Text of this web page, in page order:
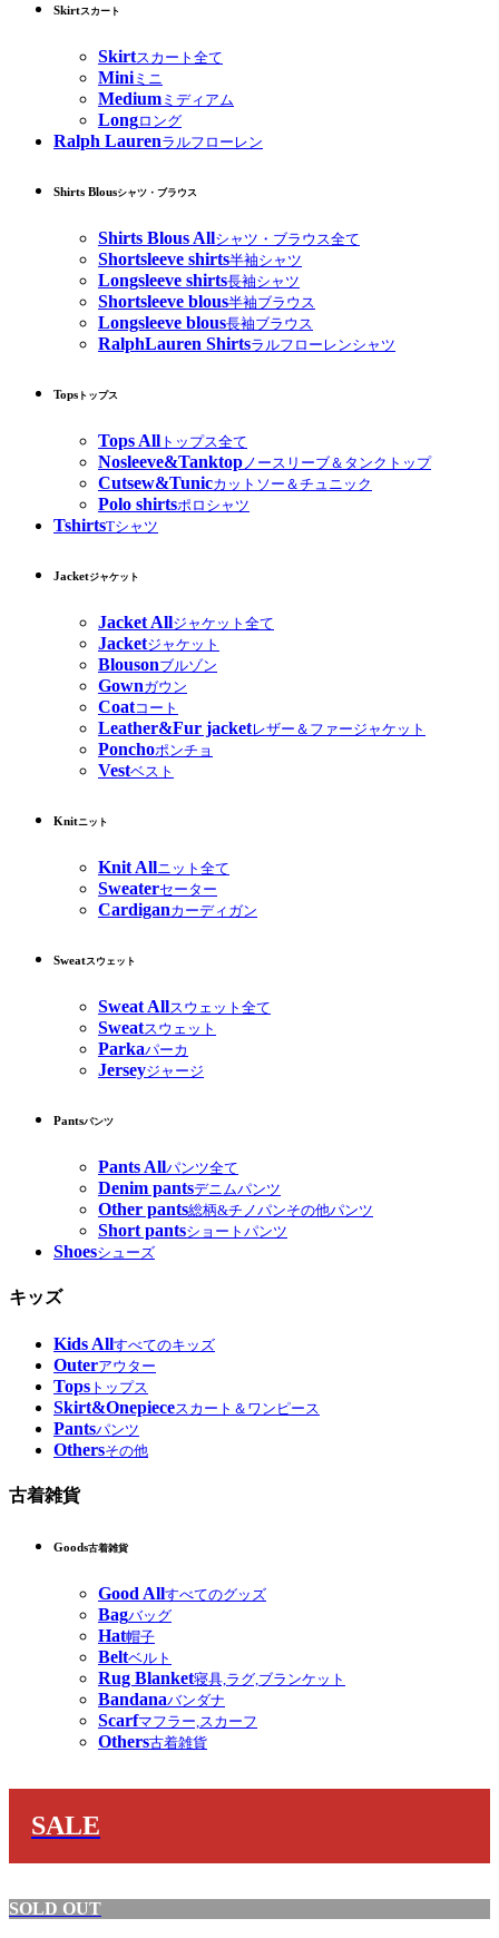
Skirtスカート
Skirtスカート全て
Miniミニ
Medium ミディアム
Longロング
Ralph Laurenラルフローレン
Shirts Blousシャツ・ブラウス
Shirts Blous Allシャツ・ブラウス全て
Shortsleeve shirts半袖シャツ
Longsleeve shirts長袖シャツ
Shortsleeve blous半袖ブラウス
Longsleeve blous長袖ブラウス
RalphLauren Shirtsラルフローレンシャツ
Tops トップス
Tops All トップス全て
Nosleeve&Tanktopノースリーブ＆タンクトップ
Cutsew&Tunicカットソー＆チュニック
Polo shirtsポロシャツ
TshirtsTシャツ
Jacketジャケット
Jacket Allジャケット全て
Jacketジャケット
Blousonブルゾン
Gownガウン
Coatコート
Leather&Fur jacketレザー＆ファージャケット
Ponchoポンチョ
Vestベスト
Knitニット
Knit Allニット全て
Sweaterセーター
Cardiganカーディガン
Sweatスウェット
Sweat Allスウェット全て
Sweatスウェット
Parkaパーカ
Jerseyジャージ
Pantsパンツ
Pants Allパンツ全て
Denim pantsデニムパンツ
Other pants総柄&チノパンその他パンツ
Short pantsショートパンツ
Shoesシューズ
キッズ
Kids Allすべてのキッズ
Outerアウター
Tops トップス
Skirt&Onepieceスカート＆ワンピース
Pantsパンツ
Othersその他
古着雑貨
Goods古着雑貨
Good Allすべてのグッズ
Bagバッグ
Hat帽子
Beltベルト
Rug Blanket寝具,ラグ,ブランケット
Bandanaバンダナ
Scarfマフラー,スカーフ
Others古着雑貨
SALE
SOLD OUT